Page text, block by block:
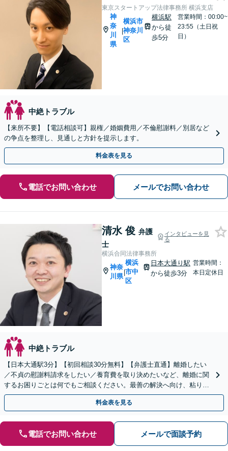
東京スタートアップ法律事務所 横浜支店
神
奈
川
県
|
横浜市
神奈川
区
横浜駅
から徒
歩5分
営業時間：00:00~
23:55（土日祝
日）
中絶トラブル
【来所不要】【電話相談可】親権／婚姻費用／不倫慰謝料／別居など
の争点を整理し、見通しと方針を提示します。
料金表を見る
電話でお問い合わせ メールでお問い合わせ
清水 俊 弁護
士
インタビューを見
る
横浜合同法律事務所
神奈
川県
|
横浜
市中
区
日本大通り駅
から徒歩3分
営業時間：
本日定休日
中絶トラブル
【日本大通駅3分】【初回相談30分無料】【弁護士直通】離婚したい
／不貞の慰謝料請求をしたい／養育費を取り決めたいなど、離婚に関
するお困りごとは何でもご相談ください。最善の解決へ向け、粘り強
く対応【当日・夜間・土日相談可】調停・訴訟も実績豊富
料金表を見る
電話でお問い合わせ メールで面談予約